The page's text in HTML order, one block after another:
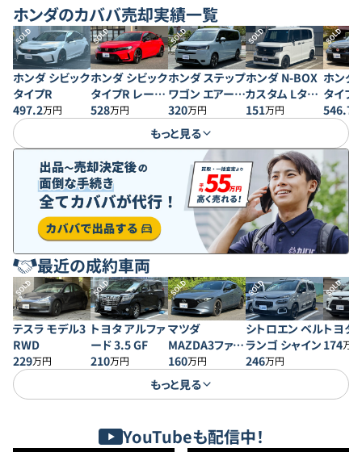
ホンダのカババ売却実績一覧
SOLD
ホンダ シビック
タイプR
497.2万円
SOLD
ホンダ シビック
タイプR レーシ
ングブラックパ
528万円
SOLD
ホンダ ステップ
ワゴン エアー
EX 4WD
320万円
SOLD
ホンダ N-BOX
カスタム Lター
ボ スタイル＋
151万円
SOLD
ホンダ
タイプ
ングブ
ッケー
546.7
もっと見る
最近の成約車両
SOLD
テスラ モデル3
RWD
229万円
SOLD
トヨタ アルファ
ード 3.5 GF
210万円
SOLD
マツダ
MAZDA3ファス
トバック 20S プ
ロアクティブ
160万円
SOLD
シトロエン ベル
ランゴ シャイン
246万円
SOLD
トヨタ
174万円
もっと見る
YouTubeも配信中！